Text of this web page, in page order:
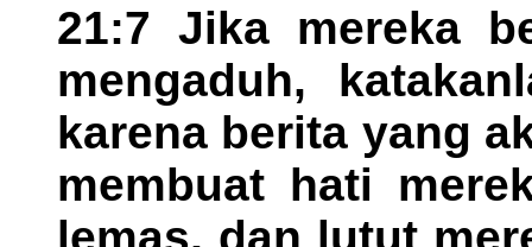
21:7 Jika mereka
mengaduh,
karena berita yang
membuat hati
lemas, dan lutut